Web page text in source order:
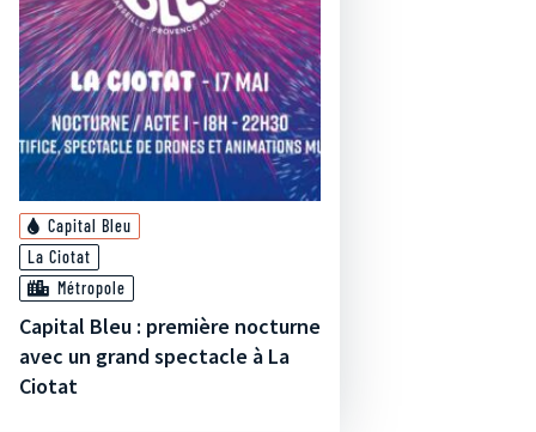
Capital Bleu
La Ciotat
Métropole
Capital Bleu : première nocturne
avec un grand spectacle à La
Ciotat